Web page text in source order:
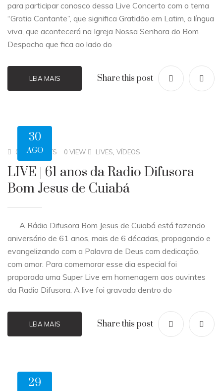
para participar conosco dessa Live Concerto com o tema
“Gratia Cantante”, que significa Gratidão em Latim, a língua
viva, que acontecerá na Igreja Nossa Senhora do Bom
Despacho que fica ao lado do
LEIA MAIS Share this post
30
AGO
0 COMMENTS 0 VIEW LIVES, VÍDEOS
LIVE | 61 anos da Radio Difusora
Bom Jesus de Cuiabá
A Rádio Difusora Bom Jesus de Cuiabá está fazendo
aniversário de 61 anos, mais de 6 décadas, propagando e
evangelizando com a Palavra de Deus com dedicação,
com amor. Para comemorar esse dia especial foi
praparada uma Super Live em homenagem aos ouvintes
da Radio Difusora. A live foi gravada dentro do
LEIA MAIS Share this post
29